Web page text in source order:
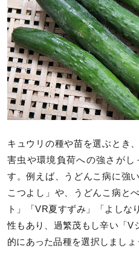
キュウリの種や苗を選ぶとき
害虫や環境負荷への強さが
す。例えば、うどんこ病に強
こつよし」や、うどんこ病と
ト」「VR夏すずみ」「よしな
性もあり、過繁茂もし辛い「V
的にあった品種を選択しましょ